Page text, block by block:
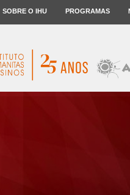
SOBRE O IHU PROGRAMAS